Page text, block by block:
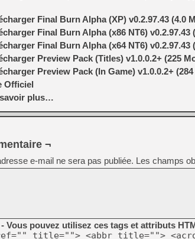
Final Burn Alpha (XP) v0.2.97.43 (4.0
Final Burn Alpha (x86 NT6) v0.2.97.43
Final Burn Alpha (x64 NT6) v0.2.97.43
Preview Pack (Titles) v1.0.0.2+ (225
Preview Pack (In Game) v1.0.0.2+
Officiel
plus…
¬
e-mail ne sera pas publiée. Les champs
- Vous pouvez utilisez ces tags et attributs
title=""> <abbr title="">